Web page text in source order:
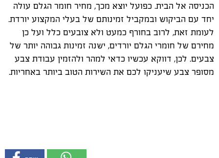
הכניסה אל הבית. כפועל יוצא מכך, מחיר חומר הגלם עולה
יחד עם הביקוש ובמקביל זמינותם של בעלי המקצוע יורדת.
לעומת זאת, לרוב בחורף כמעט ולא צובעים כלל ועל כן
מחירם של חומרי הגלם יורדים, ישנה זמינות גבוהה יותר של
צבעים. לכן, דווקא עכשיו כדאי למהר ולהזמין עבודת צבע
מסופר צבע שיעניקו לכם את השירות הטוב ביותר באחריות.